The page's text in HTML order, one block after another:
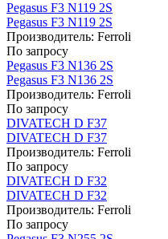
Pegasus F3 N119 2S
Pegasus F3 N119 2S
Производитель: Ferroli
По запросу
Pegasus F3 N136 2S
Pegasus F3 N136 2S
Производитель: Ferroli
По запросу
DIVATECH D F37
DIVATECH D F37
Производитель: Ferroli
По запросу
DIVATECH D F32
DIVATECH D F32
Производитель: Ferroli
По запросу